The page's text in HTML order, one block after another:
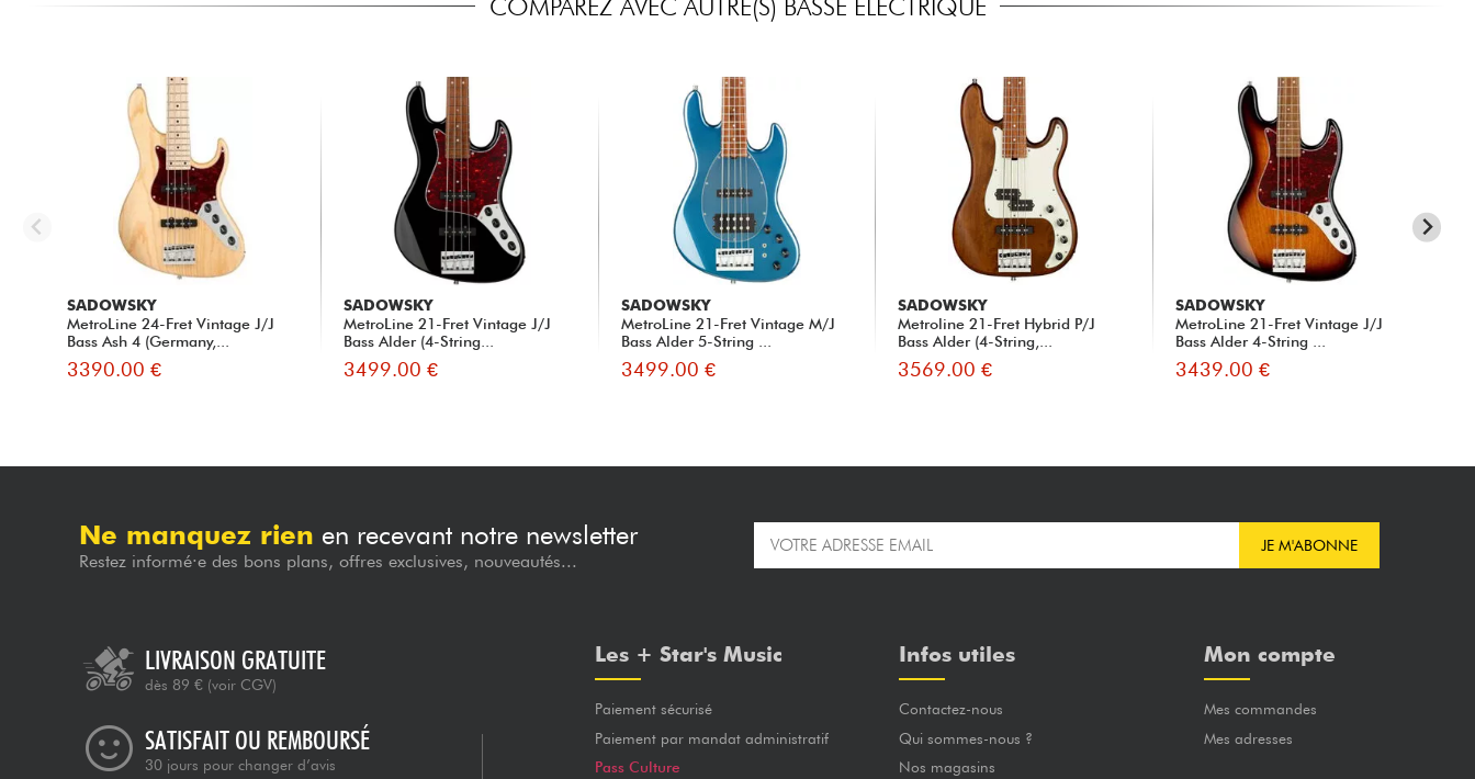
COMPAREZ AVEC AUTRE(S) BASSE ELECTRIQUE
SADOWSKY
MetroLine 24-Fret Vintage J/J
Bass Ash 4 (Germany,...
3390.00 €
SADOWSKY
MetroLine 21-Fret Vintage J/J
Bass Alder (4-String...
3499.00 €
SADOWSKY
MetroLine 21-Fret Vintage M/J
Bass Alder 5-String ...
3499.00 €
SADOWSKY
Metroline 21-Fret Hybrid P/J
Bass Alder (4-String,...
3569.00 €
SADOWSKY
MetroLine 21-Fret Vintage J/J
Bass Alder 4-String ...
3439.00 €
Ne manquez rien en recevant notre newsletter
Restez informé·e des bons plans, offres exclusives, nouveautés...
JE M'ABONNE
LIVRAISON GRATUITE
dès 89 € (voir CGV)
SATISFAIT OU REMBOURSÉ
30 jours pour changer d’avis
Les + Star's Music
Paiement sécurisé
Paiement par mandat administratif
Pass Culture
Infos utiles
Contactez-nous
Qui sommes-nous ?
Nos magasins
Mon compte
Mes commandes
Mes adresses